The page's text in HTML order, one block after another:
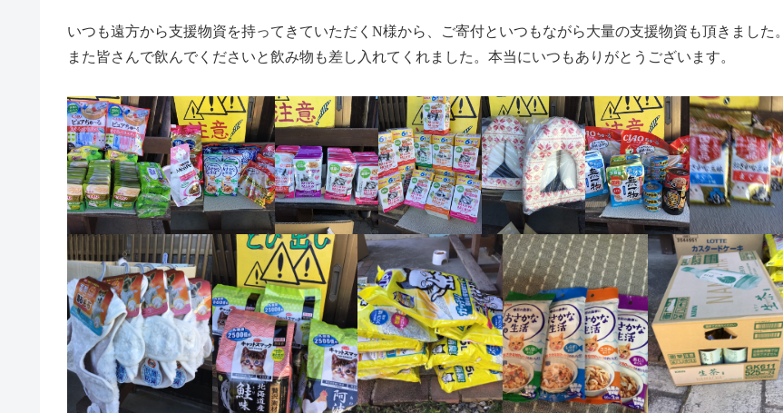
いつも遠方から支援物資を持ってきていただくN様から、ご寄付といつもながら大量の支援物資も頂きました。
また皆さんで飲んでくださいと飲み物も差し入れてくれました。本当にいつもありがとうございます。